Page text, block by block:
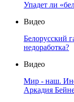
Упадет ли
Видео
Белорусский
недоработка?
Видео
Мир - наш.
Аркадия